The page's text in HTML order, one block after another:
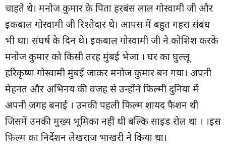
चाहते थे। मनोज कुमार के पिता हरबंस लाल गोस्वामी जी और
इकबाल गोस्वामी जी रिश्तेदार थे। आपस में बहुत गहरा संबंध
भी था। संघर्ष के दिन थे। इकबाल गोस्वामी जी ने कोशिश करके
मनोज कुमार को किसी तरह मुंबई भेजा । घर का घुल्लू
हरिकृष्ण गोस्वामी मुंबई जाकर मनोज कुमार बन गया। अपनी
मेहनत और अभिनय की वजह से उन्होंने फिल्मी दुनिया में
अपनी जगह बनाई । उनकी पहली फिल्म शायद फैशन थी
जिसमें उनकी मुख्य भूमिका नहीं थी बल्कि साइड रोल था । ।इस
फिल्म का निर्देशन लेखराज भाखरी ने किया था।